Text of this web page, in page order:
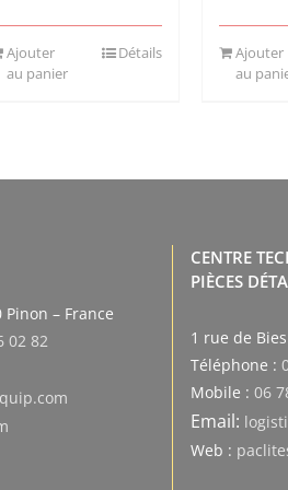
Ajouter
au panier
Détails
Ajouter
au
– France
02 82
CENTRE
PIÈCES
1 rue de
Téléphone :
Mobile : 06
Email:
Web :